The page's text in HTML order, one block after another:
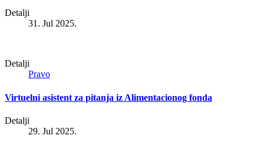
Detalji
31. Jul 2025.
Detalji
Pravo
Virtuelni asistent za pitanja iz Alimentacionog fonda
Detalji
29. Jul 2025.